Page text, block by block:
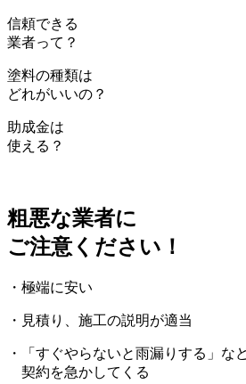
信頼できる
業者って？
塗料の種類は
どれがいいの？
助成金は
使える？
粗悪な業者に
ご注意ください！
・極端に安い
・見積り、施工の説明が適当
・「すぐやらないと雨漏りする」な
契約を急かしてくる